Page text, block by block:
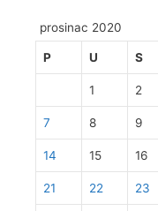
prosinac 2020
P U S
1 2
7 8 9
14 15 16
21 22 23